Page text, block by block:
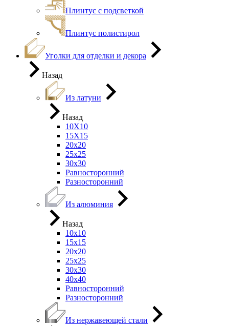
Плинтус с подсветкой
Плинтус полистирол
Уголки для отделки и декора
Назад
Из латуни
Назад
10Х10
15Х15
20х20
25х25
30х30
Равносторонний
Разносторонний
Из алюминия
Назад
10х10
15х15
20х20
25х25
30х30
40х40
Равносторонний
Разносторонний
Из нержавеющей стали